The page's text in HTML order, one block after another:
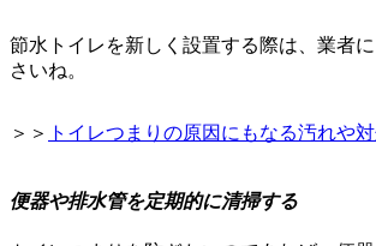
節水トイレを新しく設置する際は、業者
さいね。
＞＞ トイレつまりの原因にもなる汚れや
便器や排水管を定期的に清掃する